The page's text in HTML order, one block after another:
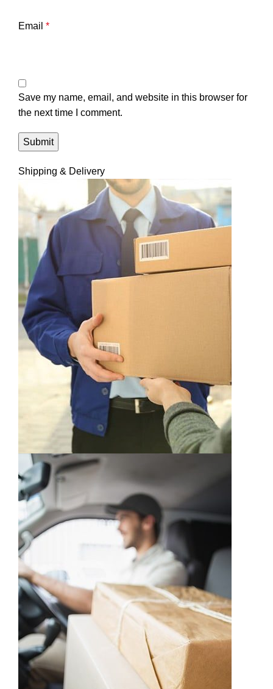
Email *
Save my name, email, and website in this browser for
the next time I comment.
Shipping & Delivery